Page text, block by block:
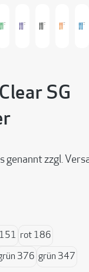
SG
genannt zzgl.
rot 186
376 grün 347